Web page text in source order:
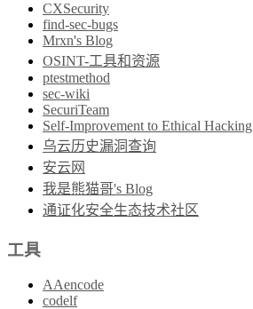
CXSecurity
find-sec-bugs
Mrxn's Blog
OSINT-工具和资源
ptestmethod
sec-wiki
SecuriTeam
Self-Improvement to Ethical Hacking
乌云历史漏洞查询
安云网
我是熊猫哥's Blog
通证化安全生态技术社区
工具
AAencode
codelf